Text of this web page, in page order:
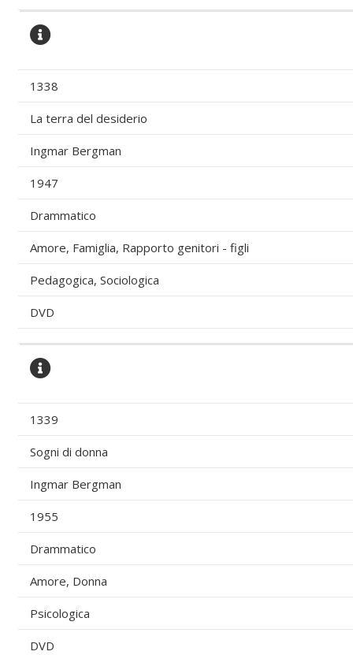
1338
La terra del desiderio
Ingmar Bergman
1947
Drammatico
Amore, Famiglia, Rapporto genitori - figli
Pedagogica, Sociologica
DVD
1339
Sogni di donna
Ingmar Bergman
1955
Drammatico
Amore, Donna
Psicologica
DVD